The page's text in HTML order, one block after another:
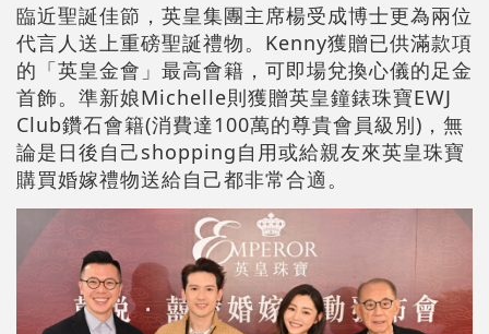
臨近聖誕佳節，英皇集團主席楊受成博士更為兩位
代言人送上重磅聖誕禮物。Kenny獲贈已供滿款項
的「英皇金會」最高會籍，可即場兌換心儀的足金
首飾。準新娘Michelle則獲贈英皇鐘錶珠寶EWJ
Club鑽石會籍(消費達100萬的尊貴會員級別)，無
論是日後自己shopping自用或給親友來英皇珠寶
購買婚嫁禮物送給自己都非常合適。